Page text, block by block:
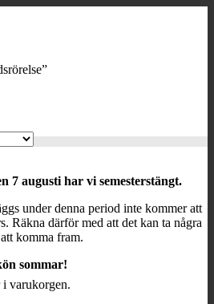
varukorgen.
7 augusti har vi semesterstängt.
under denna period inte kommer att
Räkna därför med att det kan ta några
komma fram.
sommar!